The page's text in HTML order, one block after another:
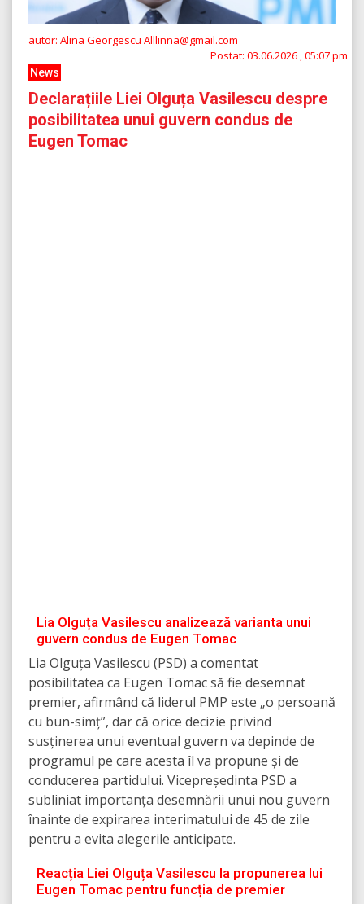
autor: Alina Georgescu Alllinna@gmail.com
Postat: 03.06.2026 , 05:07 pm
News
Declarațiile Liei Olguța Vasilescu despre
posibilitatea unui guvern condus de
Eugen Tomac
Lia Olguța Vasilescu analizează varianta unui
guvern condus de Eugen Tomac
Lia Olguța Vasilescu (PSD) a comentat
posibilitatea ca Eugen Tomac să fie desemnat
premier, afirmând că liderul PMP este „o persoană
cu bun-simț”, dar că orice decizie privind
susținerea unui eventual guvern va depinde de
programul pe care acesta îl va propune și de
conducerea partidului. Vicepreședinta PSD a
subliniat importanța desemnării unui nou guvern
înainte de expirarea interimatului de 45 de zile
pentru a evita alegerile anticipate.
Reacția Liei Olguța Vasilescu la propunerea lui
Eugen Tomac pentru funcția de premier